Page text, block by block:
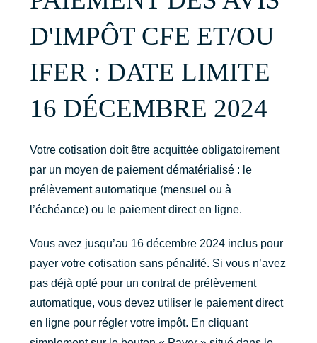
D'IMPÔT CFE ET/OU
IFER : DATE LIMITE
16 DÉCEMBRE 2024
Votre cotisation doit être acquittée obligatoirement
par un moyen de paiement dématérialisé : le
prélèvement automatique (mensuel ou à
l’échéance) ou le paiement direct en ligne.
Vous avez jusqu’au 16 décembre 2024 inclus pour
payer votre cotisation sans pénalité. Si vous n’avez
pas déjà opté pour un contrat de prélèvement
automatique, vous devez utiliser le paiement direct
en ligne pour régler votre impôt. En cliquant